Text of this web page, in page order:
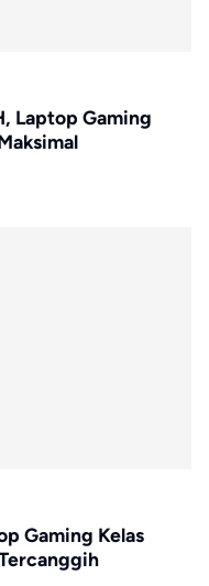
Laptop Gaming
Gaming Kelas